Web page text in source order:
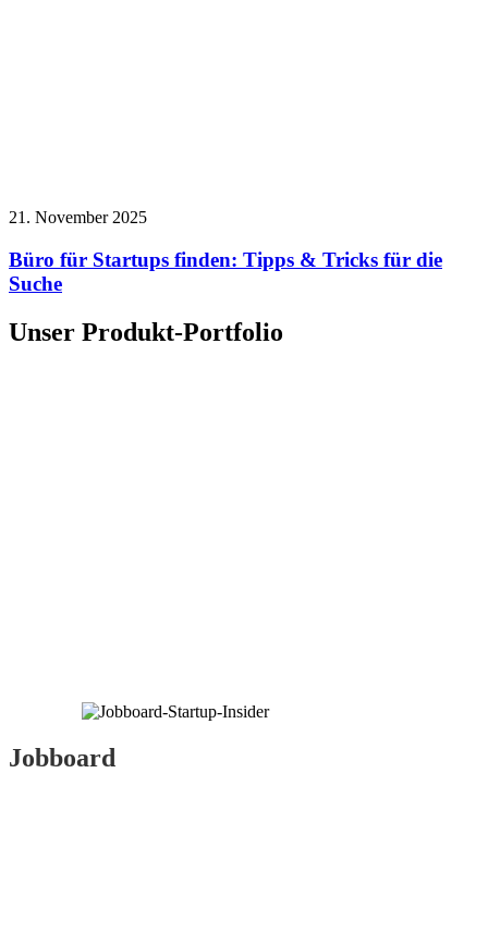
21. November 2025
Büro für Startups finden: Tipps & Tricks für die
Suche
Unser Produkt-Portfolio
Jobboard